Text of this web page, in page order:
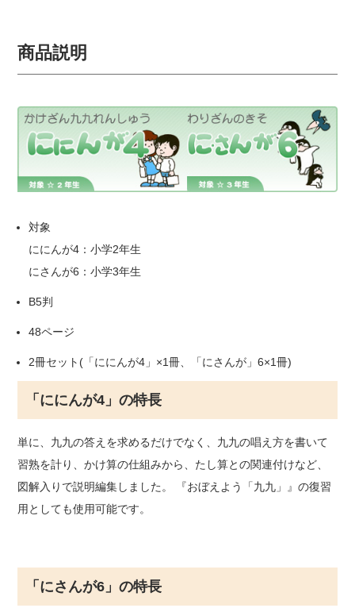
商品説明
対象
ににんが4：小学2年生
にさんが6：小学3年生
B5判
48ページ
2冊セット(「ににんが4」×1冊、「にさんが」6×1冊)
「ににんが4」の特長
単に、九九の答えを求めるだけでなく、九九の唱え方を書いて
習熟を計り、かけ算の仕組みから、たし算との関連付けなど、
図解入りで説明編集しました。 『おぼえよう「九九」』の復習
用としても使用可能です。
「にさんが6」の特長